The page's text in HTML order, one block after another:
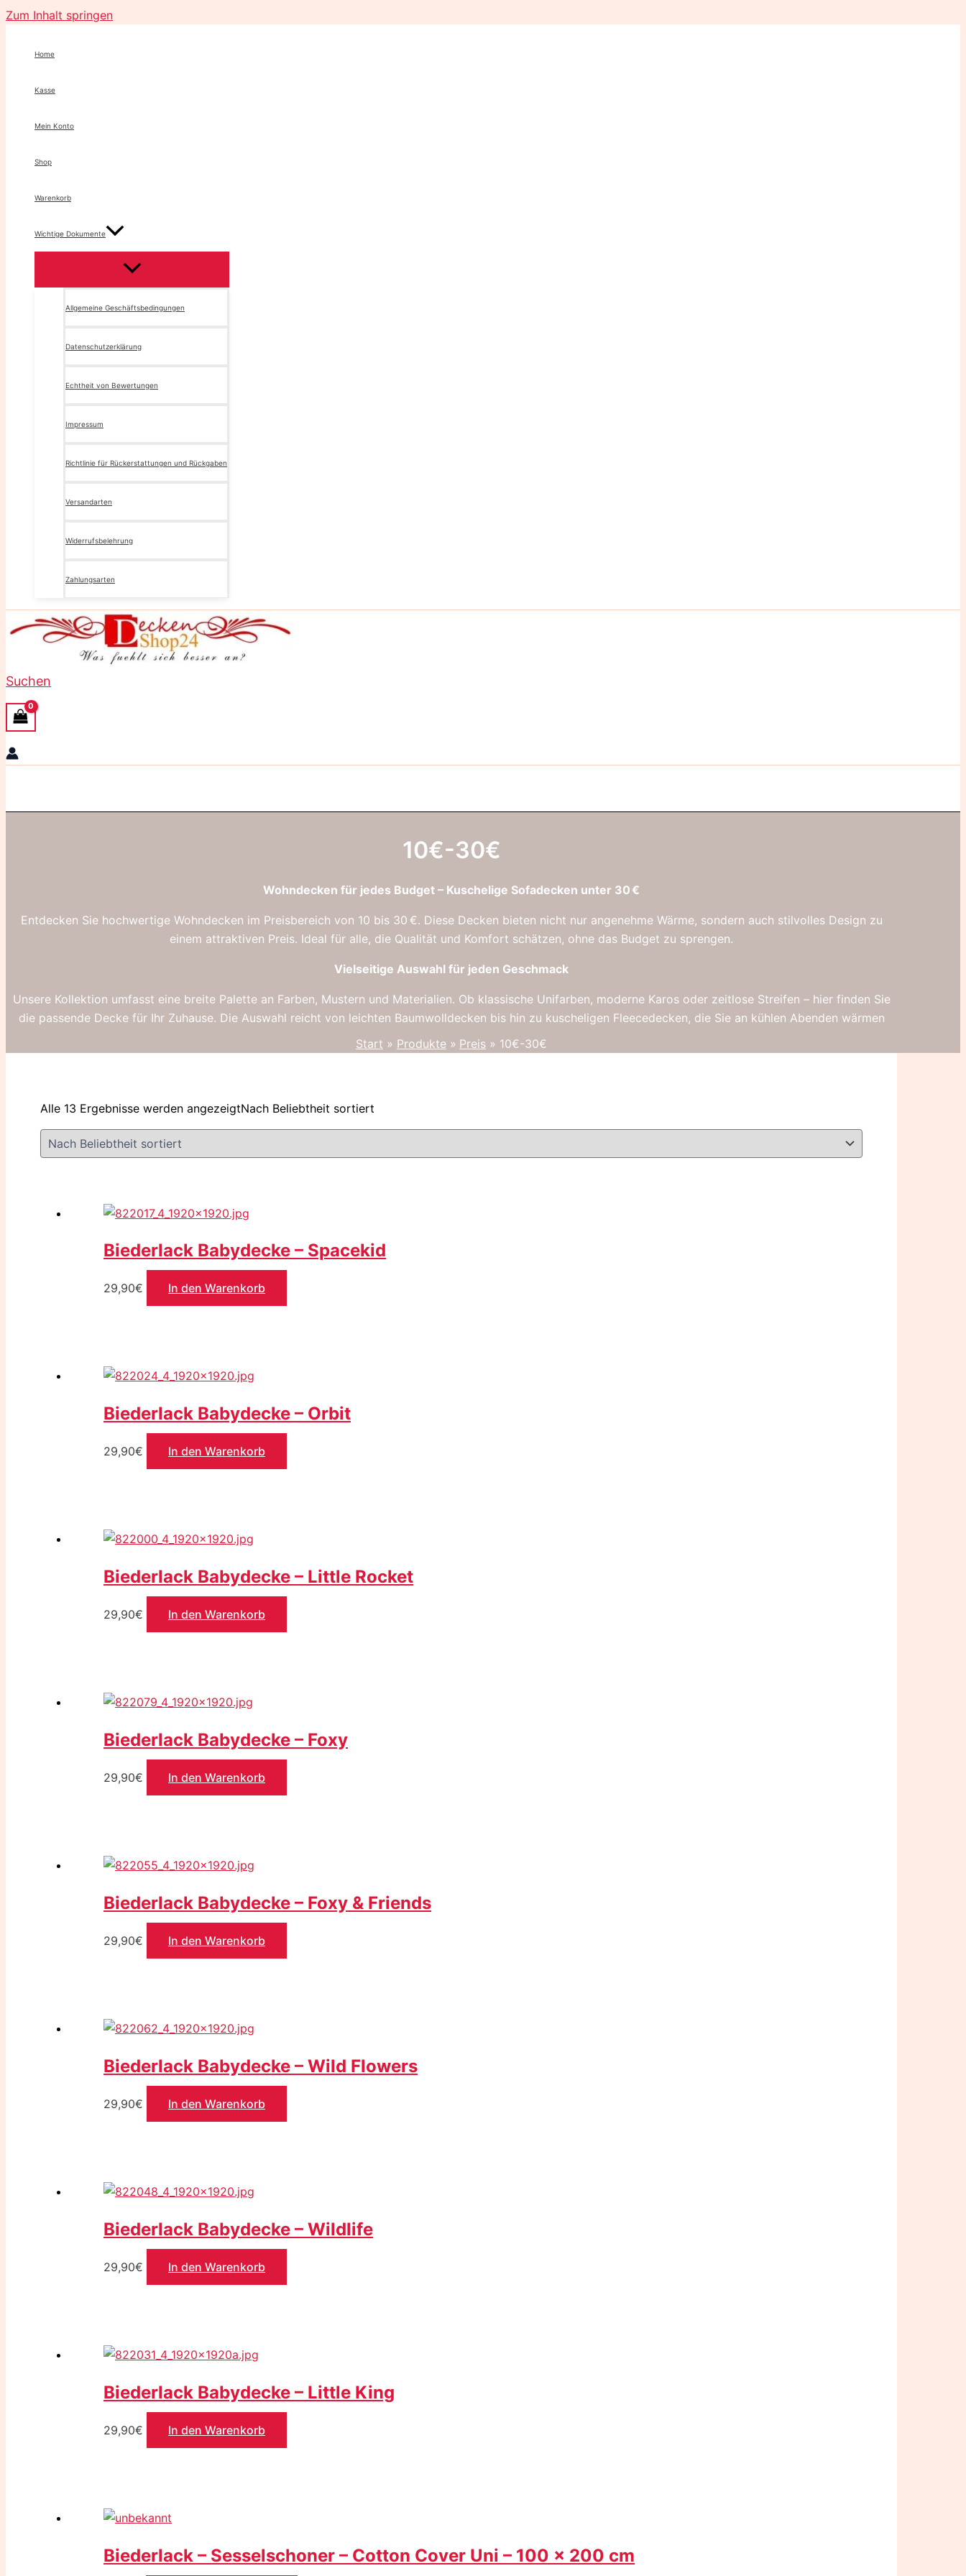
Zum Inhalt springen
Home
Kasse
Mein Konto
Shop
Warenkorb
Wichtige Dokumente
Allgemeine Geschäftsbedingungen
Datenschutzerklärung
Echtheit von Bewertungen
Impressum
Richtlinie für Rückerstattungen und Rückgaben
Versandarten
Widerrufsbelehrung
Zahlungsarten
Suchen
10€-30€
Wohndecken für jedes Budget – Kuschelige Sofadecken unter 30 €
Entdecken Sie hochwertige Wohndecken im Preisbereich von 10 bis 30 €. Diese Decken bieten nicht nur angenehme Wärme, sondern auch stilvolles Design zu
einem attraktiven Preis. Ideal für alle, die Qualität und Komfort schätzen, ohne das Budget zu sprengen.
Vielseitige Auswahl für jeden Geschmack
Unsere Kollektion umfasst eine breite Palette an Farben, Mustern und Materialien. Ob klassische Unifarben, moderne Karos oder zeitlose Streifen – hier finden Sie
die passende Decke für Ihr Zuhause. Die Auswahl reicht von leichten Baumwolldecken bis hin zu kuscheligen Fleecedecken, die Sie an kühlen Abenden wärmen
Start
Produkte Preis 10€-30€
Alle 13 Ergebnisse werden angezeigtNach Beliebtheit sortiert
Biederlack Babydecke – Spacekid
29,90€ In den Warenkorb
Biederlack Babydecke – Orbit
29,90€ In den Warenkorb
Biederlack Babydecke – Little Rocket
29,90€ In den Warenkorb
Biederlack Babydecke – Foxy
29,90€ In den Warenkorb
Biederlack Babydecke – Foxy & Friends
29,90€ In den Warenkorb
Biederlack Babydecke – Wild Flowers
29,90€ In den Warenkorb
Biederlack Babydecke – Wildlife
29,90€ In den Warenkorb
Biederlack Babydecke – Little King
29,90€ In den Warenkorb
Biederlack – Sesselschoner – Cotton Cover Uni – 100 x 200 cm